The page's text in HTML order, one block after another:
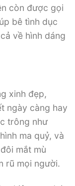
còn được gọi
bê tình dục
về hình dáng
xinh đẹp,
ngày càng hay
trông như
ma quỷ, và
mắt mù
rũ mọi người.